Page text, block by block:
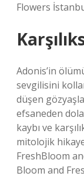
Flowers
Adonis’in
sevgilisini
düşen
efsaneden
kaybı ve
mitolojik
FreshBloom
Bloom and